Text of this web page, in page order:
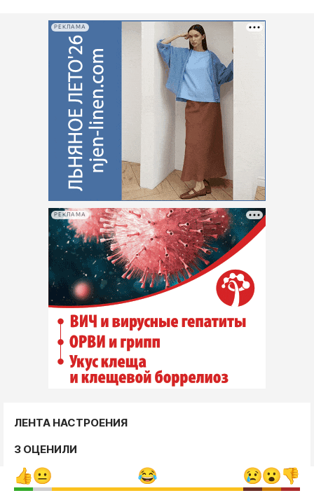
РЕКЛАМА
РЕКЛАМА
ЛЕНТА НАСТРОЕНИЯ
3 ОЦЕНИЛИ